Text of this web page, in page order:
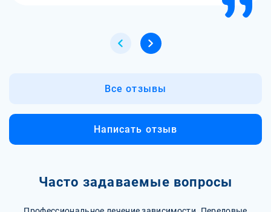
Все отзывы
Написать отзыв
Часто задаваемые вопросы